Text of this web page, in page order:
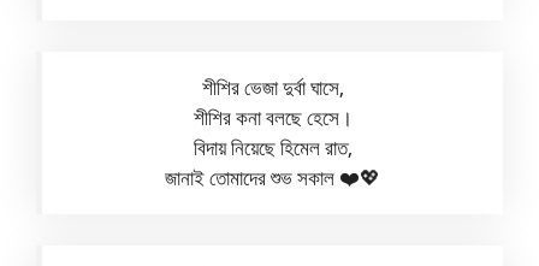
শীশির ভেজা দুর্বা ঘাসে,
শীশির কনা বলছে হেসে।
বিদায় নিয়েছে হিমেল রাত,
জানাই তোমাদের শুভ সকাল ❤️💖